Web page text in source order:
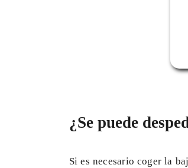
¿Se puede
Si es necesario coger la